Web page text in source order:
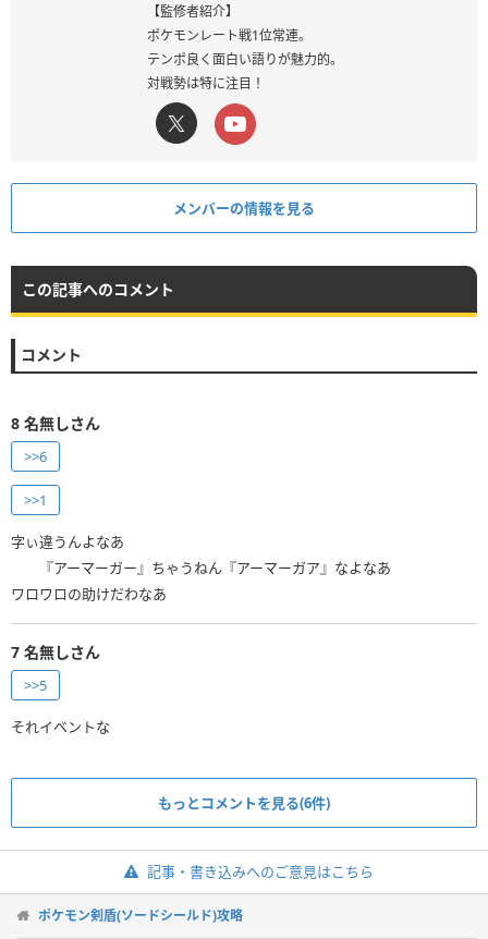
【監修者紹介】
ポケモンレート戦1位常連。
テンポ良く面白い語りが魅力的。
対戦勢は特に注目！
メンバーの情報を見る
この記事へのコメント
コメント
8 名無しさん
>>6
>>1
字ぃ違うんよなあ
『アーマーガー』ちゃうねん『アーマーガア』なよなあ
ワロワロの助けだわなあ
7 名無しさん
>>5
それイベントな
もっとコメントを見る(6件)
記事・書き込みへのご意見はこちら
ポケモン剣盾(ソードシールド)攻略